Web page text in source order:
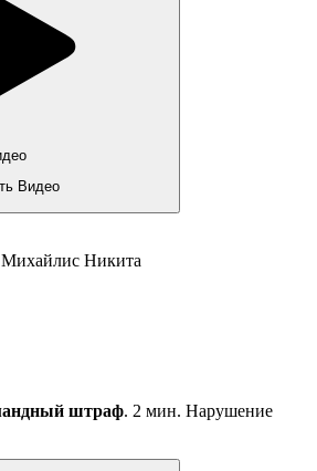
Видео
Никита
штраф. 2 мин. Нарушение